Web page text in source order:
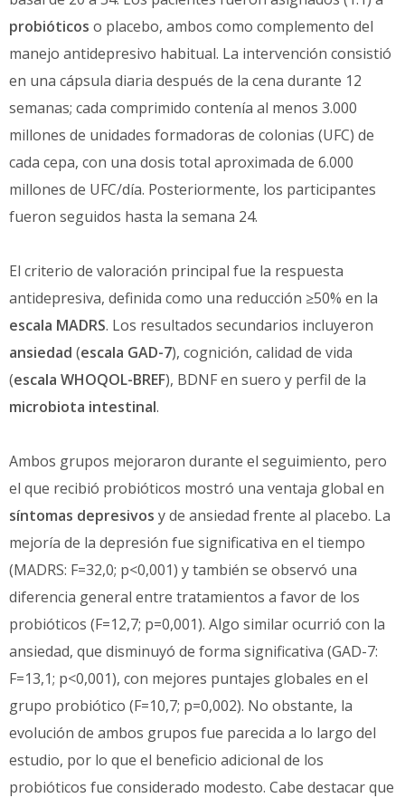
probióticos o placebo, ambos como complemento del
manejo antidepresivo habitual. La intervención consistió
en una cápsula diaria después de la cena durante 12
semanas; cada comprimido contenía al menos 3.000
millones de unidades formadoras de colonias (UFC) de
cada cepa, con una dosis total aproximada de 6.000
millones de UFC/día. Posteriormente, los participantes
fueron seguidos hasta la semana 24.
El criterio de valoración principal fue la respuesta
antidepresiva, definida como una reducción ≥50% en la
escala MADRS. Los resultados secundarios incluyeron
ansiedad (escala GAD-7), cognición, calidad de vida
(escala WHOQOL-BREF), BDNF en suero y perfil de la
microbiota intestinal.
Ambos grupos mejoraron durante el seguimiento, pero
el que recibió probióticos mostró una ventaja global en
síntomas depresivos y de ansiedad frente al placebo. La
mejoría de la depresión fue significativa en el tiempo
(MADRS: F=32,0; p<0,001) y también se observó una
diferencia general entre tratamientos a favor de los
probióticos (F=12,7; p=0,001). Algo similar ocurrió con la
ansiedad, que disminuyó de forma significativa (GAD-7:
F=13,1; p<0,001), con mejores puntajes globales en el
grupo probiótico (F=10,7; p=0,002). No obstante, la
evolución de ambos grupos fue parecida a lo largo del
estudio, por lo que el beneficio adicional de los
probióticos fue considerado modesto. Cabe destacar que